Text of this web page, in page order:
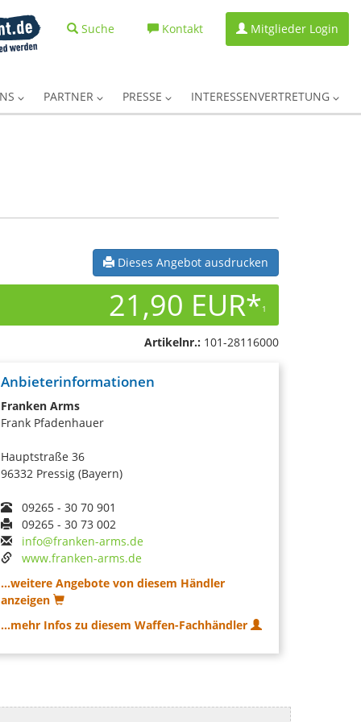
Suche Kontakt Mitglieder Login
PARTNER PRESSE INTERESSENVERTRETUNG
Dieses Angebot ausdrucken
21,90 EUR*1
Artikelnr.: 101-28116000
Anbieterinformationen
Franken Arms
Frank Pfadenhauer
Hauptstraße 36
96332 Pressig (Bayern)
09265 - 30 70 901
09265 - 30 73 002
info@franken-arms.de
www.franken-arms.de
...weitere Angebote von diesem Händler
anzeigen
...mehr Infos zu diesem Waffen-Fachhändler